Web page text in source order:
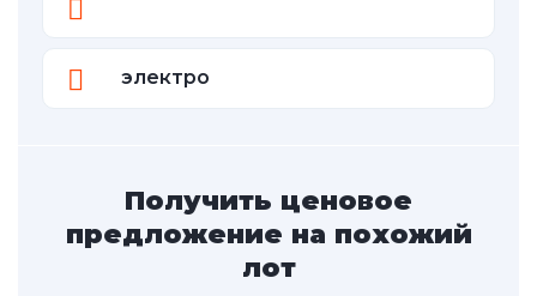
электро
Получить ценовое
предложение на похожий
лот